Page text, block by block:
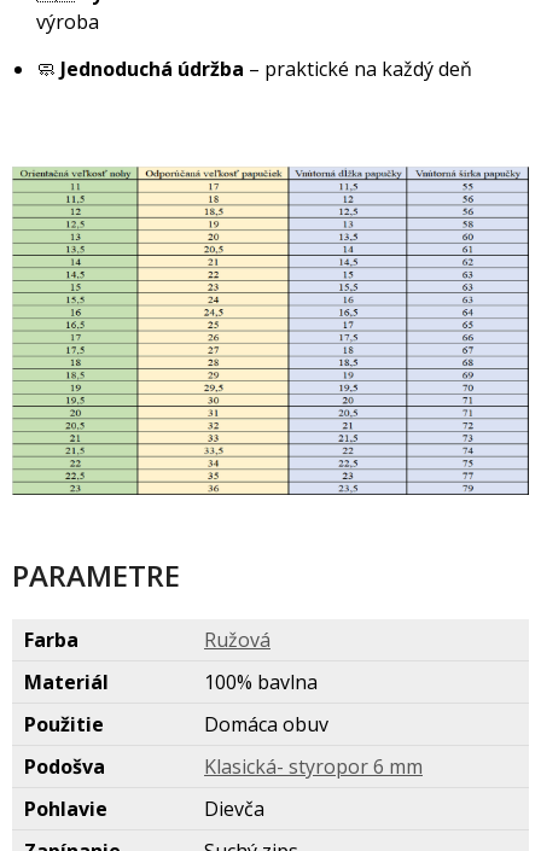
výroba
🧼 Jednoduchá údržba – praktické na každý deň
PARAMETRE
Farba
Ružov
Materiál
100% bavlna
Použitie
Domáca obuv
Podošva
Klasická- styropor 6 mm
Pohlavie
Dievča